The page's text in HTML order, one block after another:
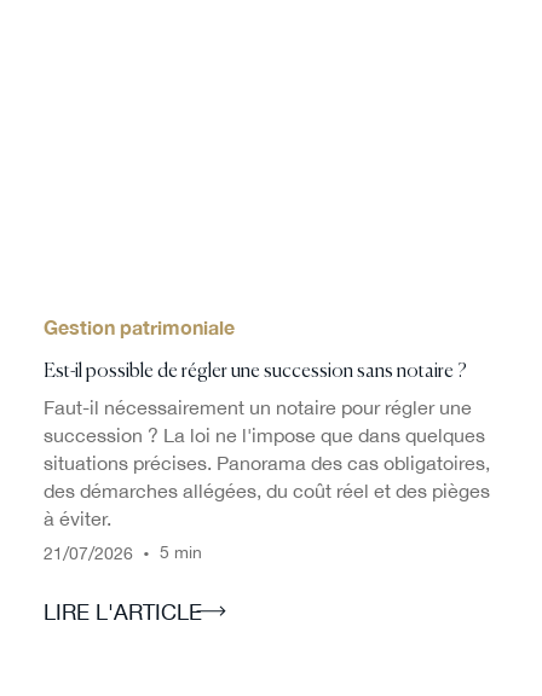
Gestion patrimoniale
Est-il possible de régler une succession sans notaire ?
Faut-il nécessairement un notaire pour régler une
succession ? La loi ne l'impose que dans quelques
situations précises. Panorama des cas obligatoires,
des démarches allégées, du coût réel et des pièges
à éviter.
21/07/2026 • 5 min
LIRE L'ARTICLE